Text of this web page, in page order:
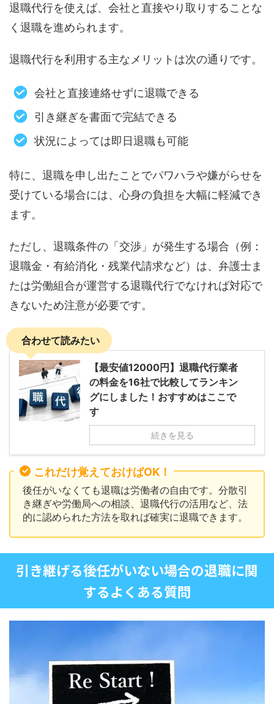
退職代行を使えば、会社と直接やり取りすることな
く退職を進められます。
退職代行を利用する主なメリットは次の通りです。
会社と直接連絡せずに退職できる
引き継ぎを書面で完結できる
状況によっては即日退職も可能
特に、退職を申し出たことでパワハラや嫌がらせを
受けている場合には、心身の負担を大幅に軽減でき
ます。
ただし、退職条件の「交渉」が発生する場合（例：
退職金・有給消化・残業代請求など）は、弁護士ま
たは労働組合が運営する退職代行でなければ対応で
きないため注意が必要です。
合わせて読みたい
【最安値12000円】退職代行業者
の料金を16社で比較してランキン
グにしました！おすすめはここで
す
続きを見る
これだけ覚えておけばOK！
後任がいなくても退職は労働者の自由です。分散引
き継ぎや労働局への相談、退職代行の活用など、法
的に認められた方法を取れば確実に退職できます。
引き継げる後任がいない場合の退職に関
するよくある質問